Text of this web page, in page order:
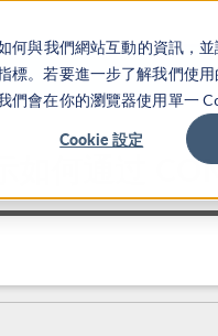
與我們網站互動的資訊，
。若要進一步了解我們使
會在你的瀏覽器使用單一
Cookie 設定
如何通过